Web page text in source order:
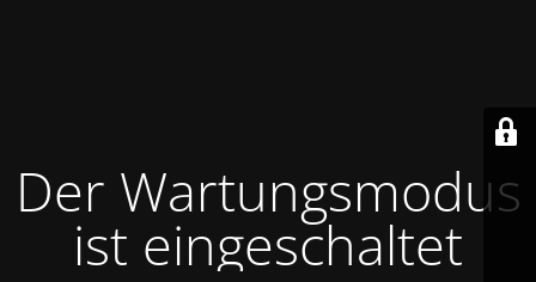
Der Wartungsmodus
ist eingeschaltet